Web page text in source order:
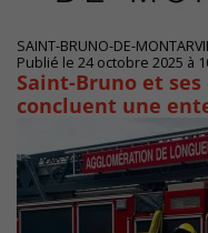
SAINT-BRUNO-DE-
Publié le 24 octobre 2025 à
Saint-Bruno et
concluent une